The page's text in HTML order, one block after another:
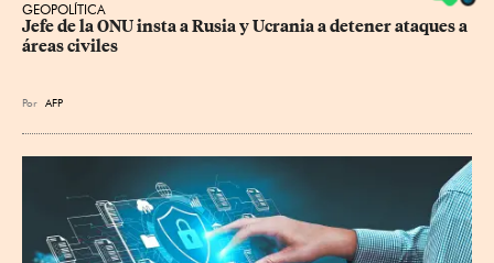
GEOPOLÍTICA
Jefe de la ONU insta a Rusia y Ucrania a detener ataques a
áreas civiles
Por AFP